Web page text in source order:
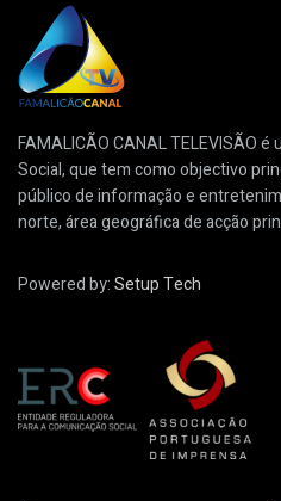
FAMALICÃO CANAL TELEVISÃO
Social, que tem como objectivo
público de informação e
norte, área geográfica de acção
Powered by:Setup Tech